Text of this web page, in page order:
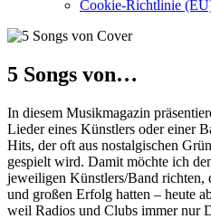
Cookie-Richtlinie
5 Songs von…
In diesem Musikmagazin
Lieder eines Künstlers oder einer
Hits, der oft aus nostalgischen
gespielt wird. Damit möchte ich
jeweiligen Künstlers/Band richten,
und großen Erfolg hatten – heute
weil Radios und Clubs immer nur